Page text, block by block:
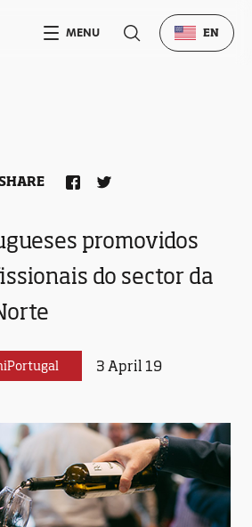
promovidos
do sector da
3 April 19
MENU EN